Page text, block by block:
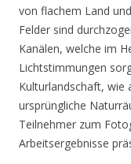
von flachem Land
Felder sind
Kanälen, welche im
Lichtstimmungen
Kulturlandschaft, wie
ursprüngliche
Teilnehmer zum
Arbeitsergebnisse